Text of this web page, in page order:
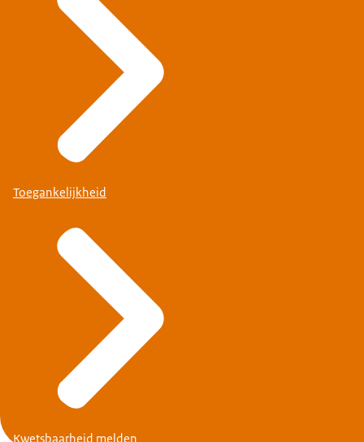
Toegankelijkheid
Kwetsbaarheid melden